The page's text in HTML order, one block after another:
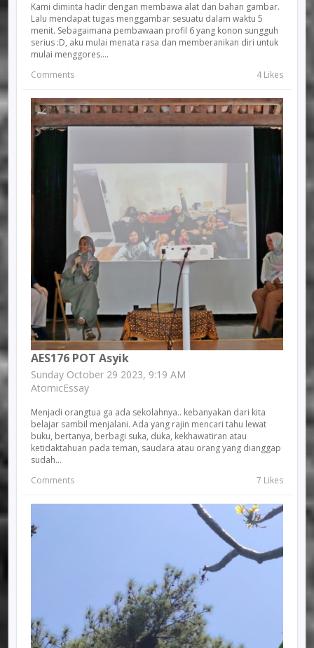
Kami diminta hadir dengan membawa alat dan bahan gambar.
Lalu mendapat tugas menggambar sesuatu dalam waktu 5
menit. Sebagaimana pembawaan profil 6 yang konon sungguh
serius :D, aku mulai menata rasa dan memberanikan diri untuk
mulai menggores....
Comments
4 Likes
AES176 POT Asyik
Sunday October 29 2023, 9:19 AM
AtomicEssay
Menjadi orangtua ga ada sekolahnya.. kebanyakan dari kita
belajar sambil menjalani. Ada yang rajin mencari tahu lewat
buku, bertanya, berbagi suka, duka, kekhawatiran atau
ketidaktahuan pada teman, saudara atau orang yang dianggap
sudah...
Comments
7 Likes